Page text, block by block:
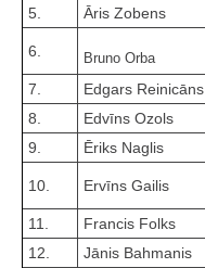
5.
Āris Zobens
6. Bruno Orba
7. Edgars Reinicāns
8.
Edvīns Ozols
9.
Ēriks Naglis
10. Ervīns Gailis
11. Francis Folks
12.
Jānis Bahmanis